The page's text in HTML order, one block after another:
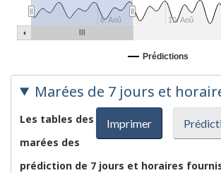
8. Aoû 10. Aoû
Prédictions
Marées de 7 jours et
Imprimer
Les tables des
marées des
prédiction de 7 jours et horaires